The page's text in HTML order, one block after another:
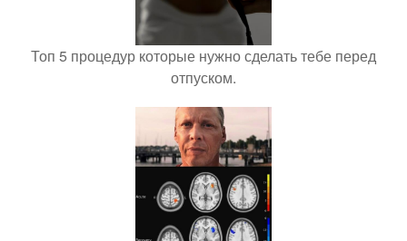
Топ 5 процедур которые нужно сделать тебе перед
отпуском.